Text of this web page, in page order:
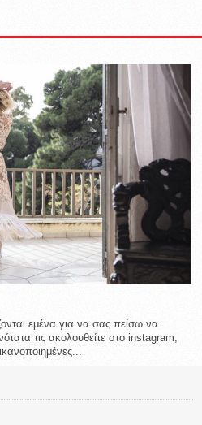
εμένα για να σας πείσω να
τις ακολουθείτε στο instagram,